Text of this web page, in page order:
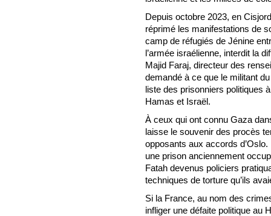
Depuis octobre 2023, en
réprimé les manifestations de
camp de réfugiés de Jénine
l’armée israélienne, interdit la
Majid Faraj, directeur des
demandé à ce que le militant
liste des prisonniers politiques
Hamas et Israël.
À ceux qui ont connu Gaza
laisse le souvenir des procès
opposants aux accords
une prison anciennement
Fatah devenus policiers
techniques de torture qu’ils
Si la France, au nom des
infliger une défaite politique au